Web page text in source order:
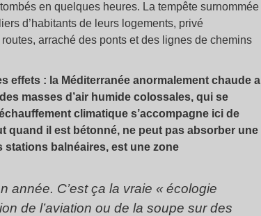
en quelques heures. La tempête surnommée
d’habitants de leurs logements, privé
arraché des ponts et des lignes de chemins
effets : la Méditerranée anormalement chaude a
masses d’air humide colossales, qui se
climatique s’accompagne ici de
quand il est bétonné, ne peut pas absorber une
stations balnéaires, est une zone
année. C’est ça la vraie «écologie
de l’aviation ou de la soupe sur des